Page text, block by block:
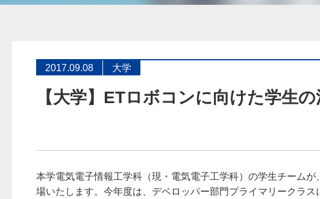
て
2017.09.08 大学
【大学】ETロボコンに向けた学生
本学電気電子情報工学科（現・電気電子工学科）の学生チーム
場いたします。今年度は、デベロッパー部門プライマリークラ